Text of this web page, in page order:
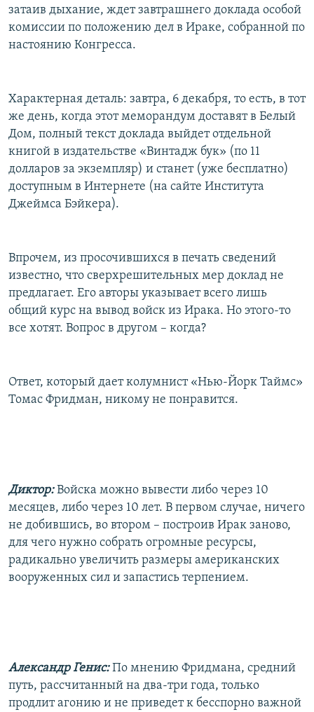
затаив дыхание, ждет завтрашнего доклада особой
комиссии по положению дел в Ираке, собранной по
настоянию Конгресса.
Характерная деталь: завтра, 6 декабря, то есть, в тот
же день, когда этот меморандум доставят в Белый
Дом, полный текст доклада выйдет отдельной
книгой в издательстве «Винтадж бук» (по 11
долларов за экземпляр) и станет (уже бесплатно)
доступным в Интернете (на сайте Института
Джеймса Бэйкера).
Впрочем, из просочившихся в печать сведений
известно, что сверхрешительных мер доклад не
предлагает. Его авторы указывает всего лишь
общий курс на вывод войск из Ирака. Но этого-то
все хотят. Вопрос в другом – когда?
Ответ, который дает колумнист «Нью-Йорк Таймс»
Томас Фридман, никому не понравится.
Диктор:Войска можно вывести либо через 10
месяцев, либо через 10 лет. В первом случае, ничего
не добившись, во втором – построив Ирак заново,
для чего нужно собрать огромные ресурсы,
радикально увеличить размеры американских
вооруженных сил и запастись терпением.
Александр Генис:По мнению Фридмана, средний
путь, рассчитанный на два-три года, только
продлит агонию и не приведет к бесспорно важной